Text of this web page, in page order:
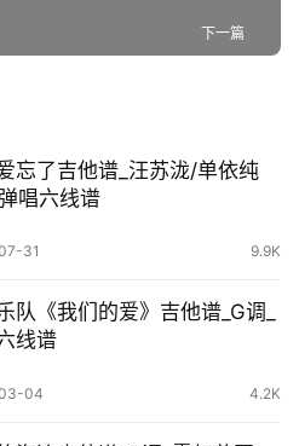
下一篇
忘了吉他谱_汪苏泷/单依纯
弹唱六线谱
31 9.9K
队《我们的爱》吉他谱_G调_
线谱
04 4.2K